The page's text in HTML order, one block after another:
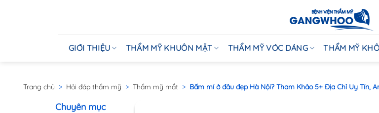
GIỚI THIỆU THẨM MỸ KHUÔN MẶT THẨM MỸ VÓC DÁNG THẨM MỸ
Trang chủ > Hỏi đáp thẩm mỹ > Thẩm mỹ mắt > Bấm mí ở đâu đẹp Hà Nội? Tham Khảo 5+ Địa Chỉ Uy Tín,
Chuyên mục